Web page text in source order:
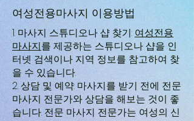
​여성전용마사지 이용방법
1. 마사지 스튜디오나 샵 찾기: 여성전용
마사지를 제공하는 스튜디오나 샵을 인
터넷 검색이나 지역 정보를 참고하여 찾
을 수 있습니다.
2. 상담 및 예약: 마사지를 받기 전에 전문
마사지 전문가와 상담을 해보는 것이 좋
습니다. 전문 마사지 전문가는 여성의 신